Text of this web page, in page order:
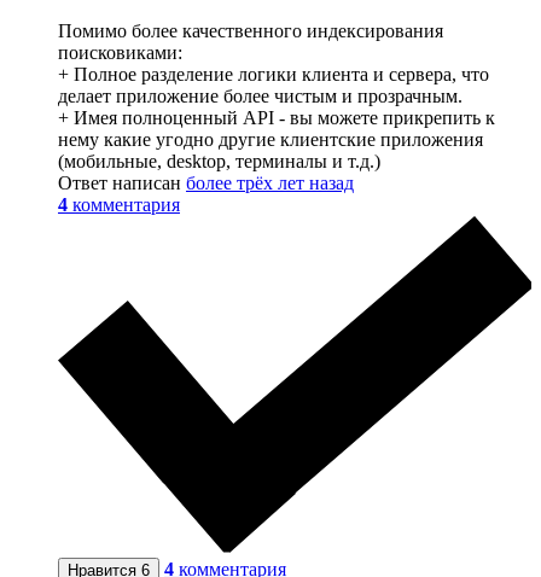
Помимо более качественного индексирования
поисковиками:
+ Полное разделение логики клиента и сервера, что
делает приложение более чистым и прозрачным.
+ Имея полноценный API - вы можете прикрепить к
нему какие угодно другие клиентские приложения
(мобильные, desktop, терминалы и т.д.)
Ответ написан более трёх лет назад
4 комментария
Нравится 6 4 комментария